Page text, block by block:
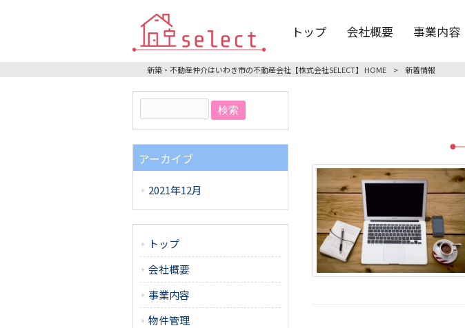
トップ 会社概要 事業内容
新築・不動産仲介はいわき市の不動産会社【株式会社SELECT】 HOME > 新着情報
アーカイブ
2021年12月
トップ
会社概要
事業内容
物件管理